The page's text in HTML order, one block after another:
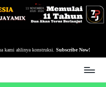
kami ahlinya konstruksi. Subscribe Now!